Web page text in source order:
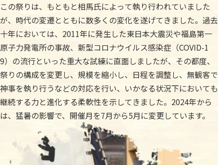
この祭りは、もともと相馬氏によって執り行われていました
が、時代の変遷とともに数多くの変化を遂げてきました。過去
十年においては、2011年に発生した東日本大震災や福島第一
原子力発電所の事故、新型コロナウイルス感染症（COVID-1
9）の流行といった重大な試練に直面しましたが、その都度、
祭りの構成を変更し、規模を縮小し、日程を調整し、無観客で
神事を執り行うなどの対応を行い、いかなる状況下においても
継続する力と進化する柔軟性を示してきました。2024年から
は、猛暑の影響で、開催月を7月から5月に変更しています。